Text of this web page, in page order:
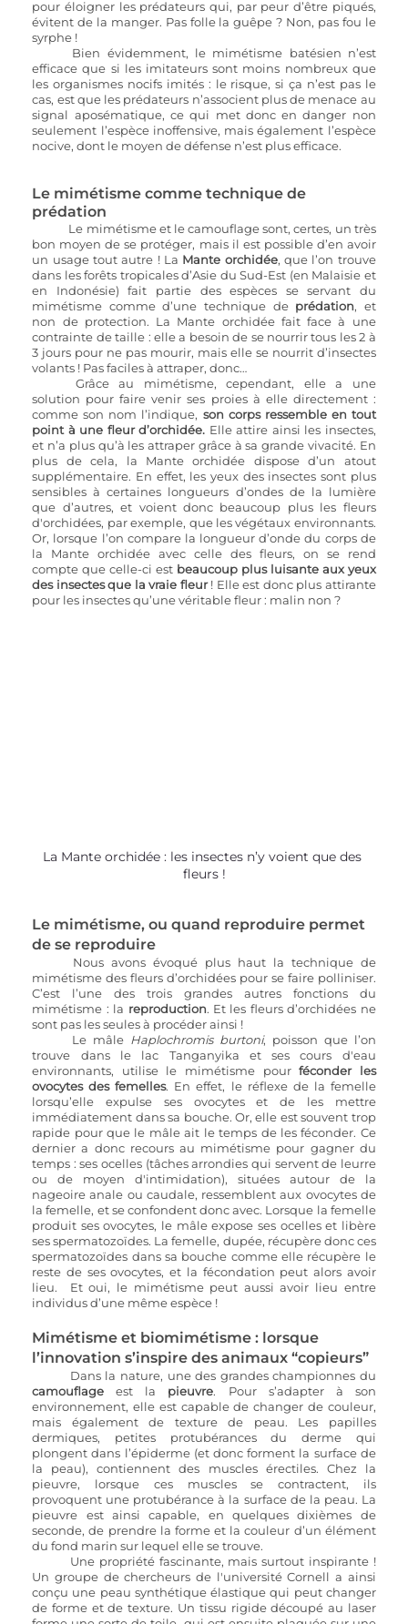
pour éloigner les prédateurs qui, par peur d’être piqués,
évitent de la manger. Pas folle la guêpe ? Non, pas fou le
syrphe !
Bien évidemment, le mimétisme batésien n’est
efficace que si les imitateurs sont moins nombreux que
les organismes nocifs imités : le risque, si ça n’est pas le
cas, est que les prédateurs n’associent plus de menace au
signal aposématique, ce qui met donc en danger non
seulement l’espèce inoffensive, mais également l’espèce
nocive, dont le moyen de défense n’est plus efficace.
Le mimétisme comme technique de
prédation
Le mimétisme et le camouflage sont, certes, un très
bon moyen de se protéger, mais il est possible d’en avoir
un usage tout autre ! La Mante orchidée, que l’on trouve
dans les forêts tropicales d’Asie du Sud-Est (en Malaisie et
en Indonésie) fait partie des espèces se servant du
mimétisme comme d’une technique de prédation, et
non de protection. La Mante orchidée fait face à une
contrainte de taille : elle a besoin de se nourrir tous les 2 à
3 jours pour ne pas mourir, mais elle se nourrit d’insectes
volants ! Pas faciles à attraper, donc…
Grâce au mimétisme, cependant, elle a une
solution pour faire venir ses proies à elle directement :
comme son nom l’indique, son corps ressemble en tout
point à une fleur d’orchidée. Elle attire ainsi les insectes,
et n’a plus qu’à les attraper grâce à sa grande vivacité. En
plus de cela, la Mante orchidée dispose d’un atout
supplémentaire. En effet, les yeux des insectes sont plus
sensibles à certaines longueurs d’ondes de la lumière
que d’autres, et voient donc beaucoup plus les fleurs
d'orchidées, par exemple, que les végétaux environnants.
Or, lorsque l’on compare la longueur d’onde du corps de
la Mante orchidée avec celle des fleurs, on se rend
compte que celle-ci est beaucoup plus luisante aux yeux
des insectes que la vraie fleur ! Elle est donc plus attirante
pour les insectes qu’une véritable fleur : malin non ?
La Mante orchidée : les insectes n’y voient que des
fleurs !
Le mimétisme, ou quand reproduire permet
de se reproduire
Nous avons évoqué plus haut la technique de
mimétisme des fleurs d’orchidées pour se faire polliniser.
C’est l’une des trois grandes autres fonctions du
mimétisme : la reproduction. Et les fleurs d’orchidées ne
sont pas les seules à procéder ainsi !
Le mâle Haplochromis burtoni, poisson que l’on
trouve dans le lac Tanganyika et ses cours d'eau
environnants, utilise le mimétisme pour féconder les
ovocytes des femelles. En effet, le réflexe de la femelle
lorsqu’elle expulse ses ovocytes et de les mettre
immédiatement dans sa bouche. Or, elle est souvent trop
rapide pour que le mâle ait le temps de les féconder. Ce
dernier a donc recours au mimétisme pour gagner du
temps : ses ocelles (tâches arrondies qui servent de leurre
ou de moyen d'intimidation), situées autour de la
nageoire anale ou caudale, ressemblent aux ovocytes de
la femelle, et se confondent donc avec. Lorsque la femelle
produit ses ovocytes, le mâle expose ses ocelles et libère
ses spermatozoïdes. La femelle, dupée, récupère donc ces
spermatozoïdes dans sa bouche comme elle récupère le
reste de ses ovocytes, et la fécondation peut alors avoir
lieu.  Et oui, le mimétisme peut aussi avoir lieu entre
individus d’une même espèce !
Mimétisme et biomimétisme : lorsque
l’innovation s’inspire des animaux “copieurs”
camouflage est la pieuvre. Pour s’adapter à son
environnement, elle est capable de changer de couleur,
mais également de texture de peau. Les papilles
dermiques, petites protubérances du derme qui
plongent dans l’épiderme (et donc forment la surface de
la peau), contiennent des muscles érectiles. Chez la
pieuvre, lorsque ces muscles se contractent, ils
provoquent une protubérance à la surface de la peau. La
pieuvre est ainsi capable, en quelques dixièmes de
seconde, de prendre la forme et la couleur d’un élément
du fond marin sur lequel elle se trouve.
Une propriété fascinante, mais surtout inspirante !
Un groupe de chercheurs de l'université Cornell a ainsi
conçu une peau synthétique élastique qui peut changer
de forme et de texture. Un tissu rigide découpé au laser